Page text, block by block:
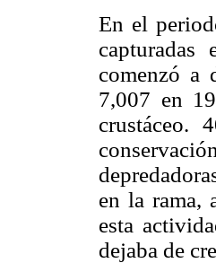
En el
comenzó a
7,007 en
crustáceo.
en la rama,
esta
dejaba de